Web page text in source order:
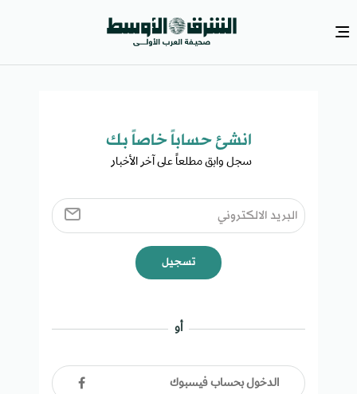
انشئ حساباً خاصاً بك​
سجل وابق مطلعاً على آخر الأخبار ​
تسجيل
أو
الدخول بحساب فيسبوك